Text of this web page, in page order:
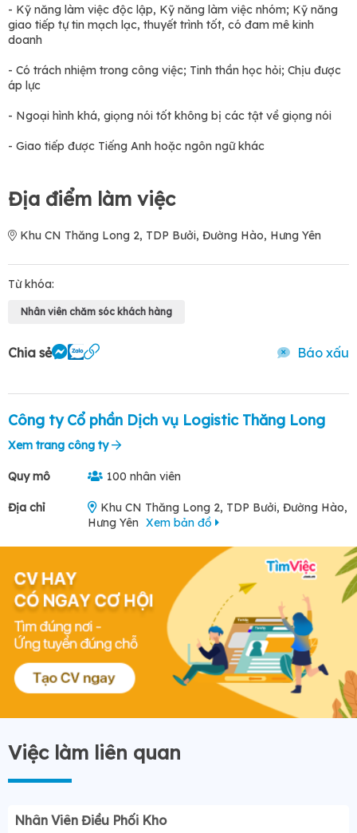
- Kỹ năng làm việc độc lập, Kỹ năng làm việc nhóm; Kỹ năng
giao tiếp tự tin mạch lạc, thuyết trình tốt, có đam mê kinh
doanh
- Có trách nhiệm trong công việc; Tinh thần học hỏi; Chịu được
áp lực
- Ngoại hình khá, giọng nói tốt không bị các tật về giọng nói
- Giao tiếp được Tiếng Anh hoặc ngôn ngữ khác
Địa điểm làm việc
Khu CN Thăng Long 2, TDP Bưởi, Đường Hào, Hưng Yên
Từ khóa:
Nhân viên chăm sóc khách hàng
Chia sẻ Báo xấu
Công ty Cổ phần Dịch vụ Logistic Thăng Long
Xem trang công ty
Quy mô 100 nhân viên
Địa chỉ
Khu CN Thăng Long 2, TDP Bưởi, Đường Hào,
Hưng Yên Xem bản đồ
Việc làm liên quan
Nhân Viên Điều Phối Kho